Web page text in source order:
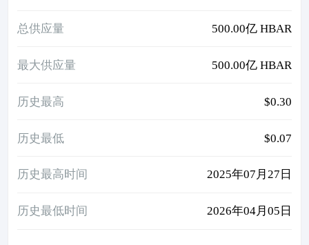
总供应量 500.00亿 HBAR
最大供应量 500.00亿 HBAR
历史最高 $0.30
历史最低 $0.07
历史最高时间 2025年07月27日
历史最低时间 2026年04月05日